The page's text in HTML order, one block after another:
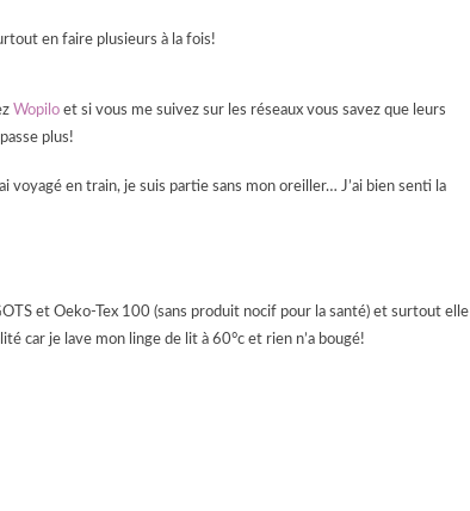
en faire plusieurs à la fois!
Wopilo et si vous me suivez sur les réseaux vous savez que leurs
plus!
voyagé en train, je suis partie sans mon oreiller… J’ai bien senti la
et Oeko-Tex 100 (sans produit nocif pour la santé) et surtout elle
car je lave mon linge de lit à 60°c et rien n’a bougé!